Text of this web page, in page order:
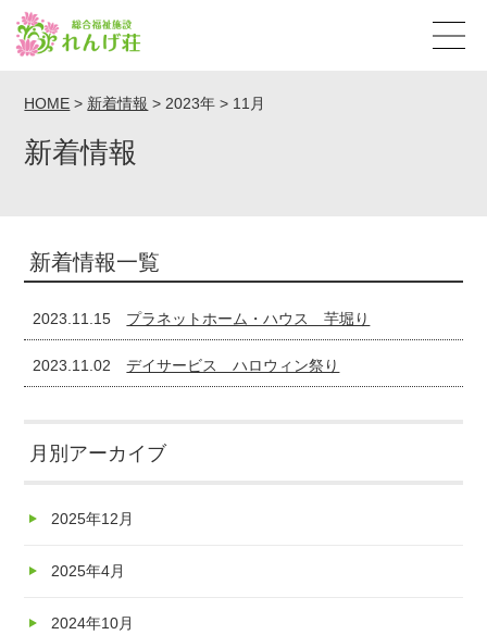
HOME > 新着情報 >2023年 > 11月
新着情報
新着情報一覧
2023.11.15 プラネットホーム・ハウス 芋堀り
2023.11.02 デイサービス ハロウィン祭り
月別アーカイブ
2025年12月
2025年4月
2024年10月